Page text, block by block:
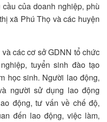
của doanh nghiệp, phù
xã Phú Thọ và các huyện
các cơ sở GDNN tổ chức
tuyển sinh đào tạo
học sinh. Người lao động,
người sử dụng lao động
động, tư vấn về chế độ,
đến lao động, việc làm,